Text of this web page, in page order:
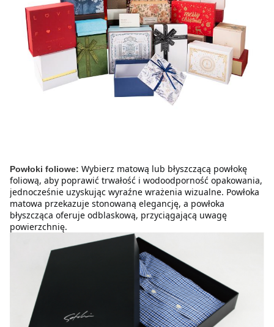
Powłoki foliowe: Wybierz matową lub błyszczącą powłokę
foliową, aby poprawić trwałość i wodoodporność opakowania,
jednocześnie uzyskując wyraźne wrażenia wizualne. Powłoka
matowa przekazuje stonowaną elegancję, a powłoka
błyszcząca oferuje odblaskową, przyciągającą uwagę
powierzchnię.